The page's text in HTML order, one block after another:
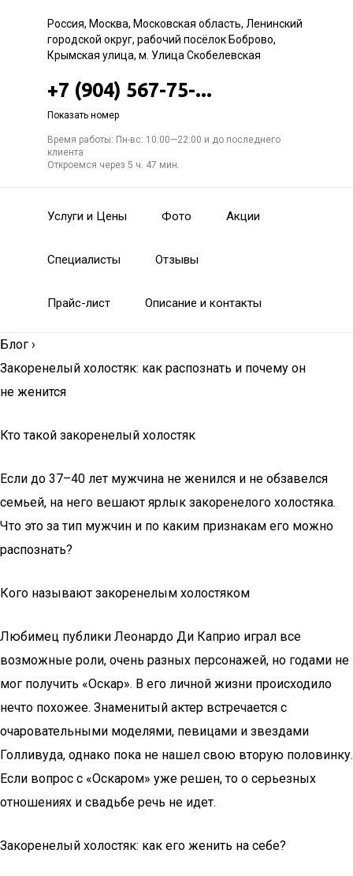
Россия, Москва, Московская область, Ленинский
городской округ, рабочий посёлок Боброво,
Крымская улица, м. Улица Скобелевская
+7 (904) 567-75-...
Показать номер
Время работы: Пн-вс: 10:00—22:00 и до последнего
клиента
Откроемся через 5 ч. 47 мин.
Услуги и Цены Фото Акции
Специалисты Отзывы
Прайс-лист Описание и контакты
Блог ›
Закоренелый холостяк: как распознать и почему он
не женится
Кто такой закоренелый холостяк
Если до 37–40 лет мужчина не женился и не обзавелся
семьей, на него вешают ярлык закоренелого холостяка.
Что это за тип мужчин и по каким признакам его можно
распознать?
Кого называют закоренелым холостяком
Любимец публики Леонардо Ди Каприо играл все
возможные роли, очень разных персонажей, но годами не
мог получить «Оскар». В его личной жизни происходило
нечто похожее. Знаменитый актер встречается с
очаровательными моделями, певицами и звездами
Голливуда, однако пока не нашел свою вторую половинку.
Если вопрос с «Оскаром» уже решен, то о серьезных
отношениях и свадьбе речь не идет.
Закоренелый холостяк: как его женить на себе?